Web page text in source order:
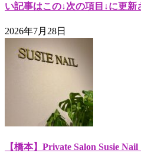
い記事はこの↓次の項目↓に更新
2026年7月28日
【橋本】Private Salon Susie